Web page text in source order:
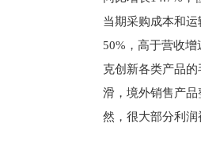
当期采购成本和
50%，高于营收
克创新各类产品
滑，境外销售产品
然，很大部分利润